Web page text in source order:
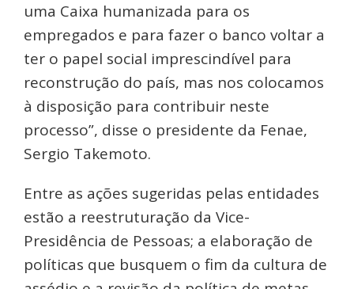
uma Caixa humanizada para os
empregados e para fazer o banco voltar a
ter o papel social imprescindível para
reconstrução do país, mas nos colocamos
à disposição para contribuir neste
processo”, disse o presidente da Fenae,
Sergio Takemoto.
Entre as ações sugeridas pelas entidades
estão a reestruturação da Vice-
Presidência de Pessoas; a elaboração de
políticas que busquem o fim da cultura de